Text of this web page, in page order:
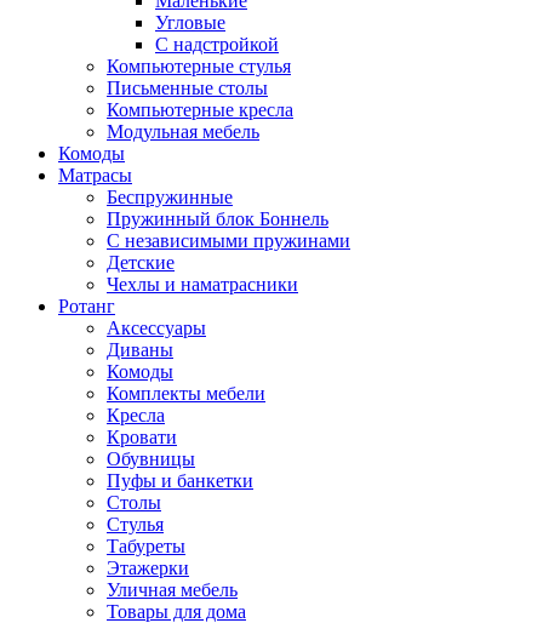
Угловые
С надстройкой
Компьютерные стулья
Письменные столы
Компьютерные кресла
Модульная мебель
Комоды
Матрасы
Беспружинные
Пружинный блок Боннель
С независимыми пружинами
Детские
Чехлы и наматрасники
Ротанг
Аксессуары
Диваны
Комоды
Комплекты мебели
Кресла
Кровати
Обувницы
Пуфы и банкетки
Столы
Стулья
Табуреты
Этажерки
Уличная мебель
Товары для дома